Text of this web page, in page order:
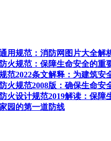
用规范：消防网图片大全解
火规范：保障生命安全的重
范2022条文解释：为建筑安
火规范2008版：确保生命安
火设计规范2019解读：保障
园的第一道防线